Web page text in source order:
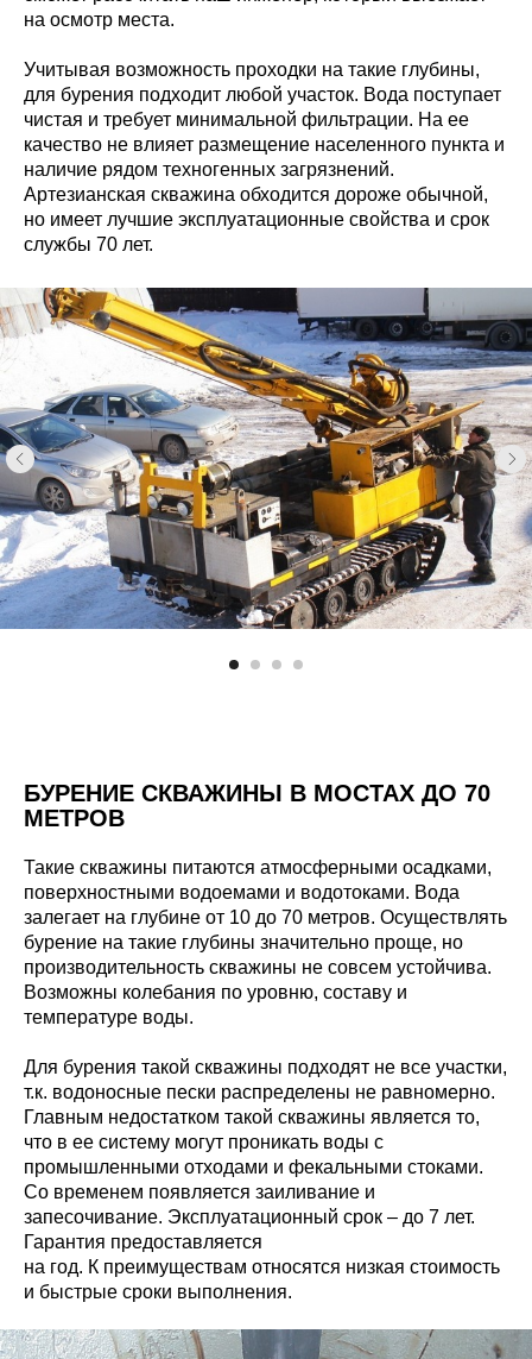
на осмотр места.
Учитывая возможность проходки на такие глубины,
для бурения подходит любой участок. Вода поступает
чистая и требует минимальной фильтрации. На ее
качество не влияет размещение населенного пункта и
наличие рядом техногенных загрязнений.
Артезианская скважина обходится дороже обычной,
но имеет лучшие эксплуатационные свойства и срок
службы 70 лет.
БУРЕНИЕ СКВАЖИНЫ В МОСТАХ ДО 70
МЕТРОВ
Такие скважины питаются атмосферными осадками,
поверхностными водоемами и водотоками. Вода
залегает на глубине от 10 до 70 метров. Осуществлять
бурение на такие глубины значительно проще, но
производительность скважины не совсем устойчива.
Возможны колебания по уровню, составу и
температуре воды.
Для бурения такой скважины подходят не все участки,
т.к. водоносные пески распределены не равномерно.
Главным недостатком такой скважины является то,
что в ее систему могут проникать воды с
промышленными отходами и фекальными стоками.
Со временем появляется заиливание и
запесочивание. Эксплуатационный срок – до 7 лет.
Гарантия предоставляется
на год. К преимуществам относятся низкая стоимость
и быстрые сроки выполнения.